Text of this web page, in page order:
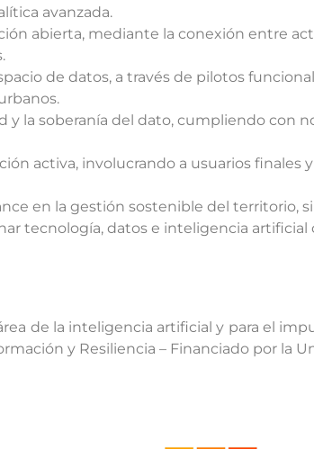
avanzada.
abierta, mediante la conexión entre
de datos, a través de pilotos
y la soberanía del dato, cumpliendo con
activa, involucrando a usuarios finales
en la gestión sostenible del territorio,
tecnología, datos e inteligencia
de la inteligencia artificial y para el
y Resiliencia – Financiado por la